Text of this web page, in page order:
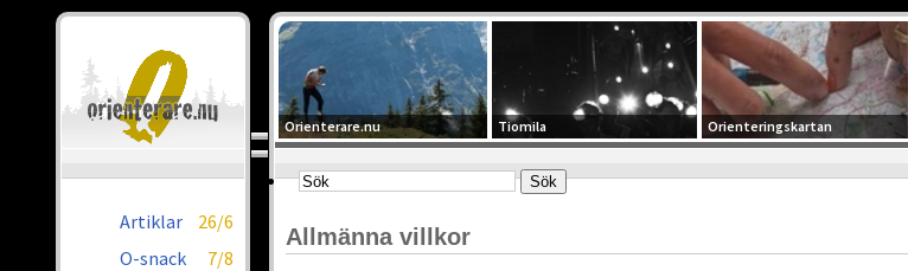
Artiklar
26/6
O-snack
7/8
Orienterare.nu Tiomila Orienteringskartan
Allmänna villkor